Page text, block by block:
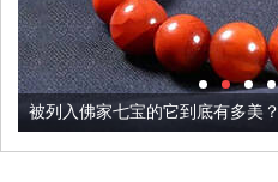
被列入佛家七宝的它到底有多美？